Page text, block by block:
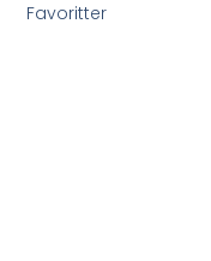
Favoritter